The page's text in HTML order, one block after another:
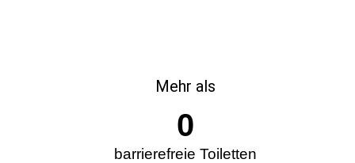
Mehr als
barrierefreie Toiletten
0